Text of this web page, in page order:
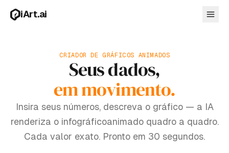
iArt.ai
Comece grátis
CRIADOR DE GRÁFICOS ANIMADOS
Seus dados,
em movimento.
Insira seus números, descreva o gráfico — a IA
renderiza o infográficoanimado quadro a quadro.
Cada valor exato. Pronto em 30 segundos.